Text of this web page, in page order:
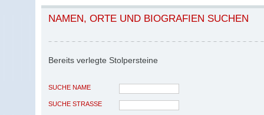
NAMEN, ORTE UND BIOGRAFIEN SUCHEN
Bereits verlegte Stolpersteine
SUCHE NAME
SUCHE STRASSE